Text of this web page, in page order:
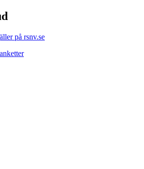
på rsnv.se